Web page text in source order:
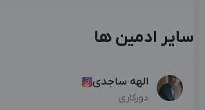
سایر ادمین ها
الهه ساجدی
دورکاری